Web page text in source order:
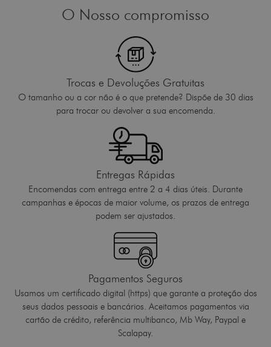
O Nosso compromisso
Trocas e Devoluções Gratuitas
O tamanho ou a cor não é o que pretende? Dispõe de 30 dias
para trocar ou devolver a sua encomenda.
Entregas Rápidas
Encomendas com entrega entre 2 a 4 dias úteis. Durante
campanhas e épocas de maior volume, os prazos de entrega
podem ser ajustados.
Pagamentos Seguros
Usamos um certificado digital (https) que garante a proteção dos
seus dados pessoais e bancários. Aceitamos pagamentos via
cartão de crédito, referência multibanco, Mb Way, Paypal e
Scalapay.